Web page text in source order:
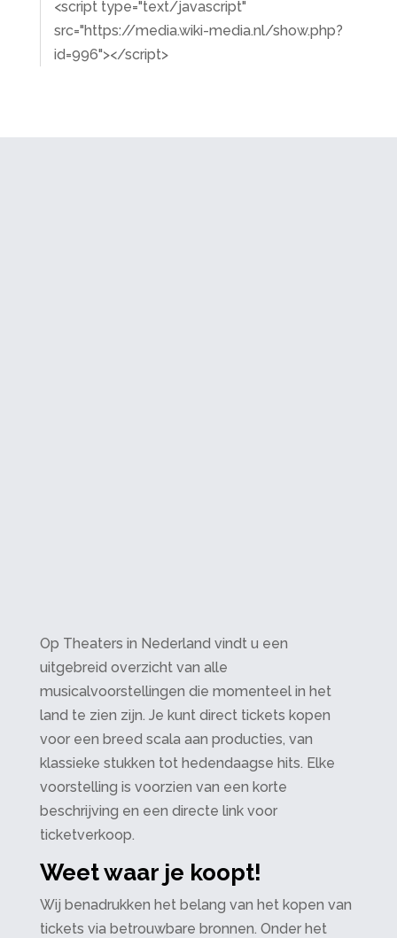
<script type="text/javascript"
src="https://media.wiki-media.nl/show.php?
id=996"></script>
Op Theaters in Nederland vindt u een
uitgebreid overzicht van alle
musicalvoorstellingen die momenteel in het
land te zien zijn. Je kunt direct tickets kopen
voor een breed scala aan producties, van
klassieke stukken tot hedendaagse hits. Elke
voorstelling is voorzien van een korte
beschrijving en een directe link voor
ticketverkoop.
Weet waar je koopt!
Wij benadrukken het belang van het kopen van
tickets via betrouwbare bronnen. Onder het